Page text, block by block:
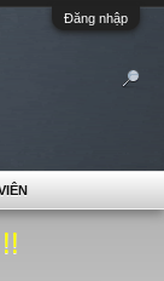
Đăng nhập